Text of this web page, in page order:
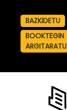
BAZKIDETU
BOOKTEGIN
ARGITARATU